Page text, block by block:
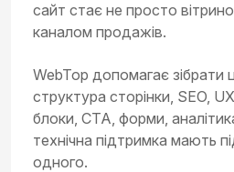
сайт стає не просто
каналом продажів.
WebTop допомагає зібрати
структура сторінки, SEO,
блоки, CTA, форми,
технічна підтримка мають
одного.